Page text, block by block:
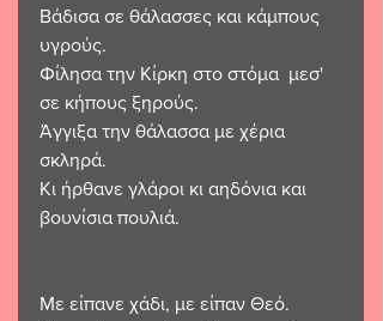
Βάδισα σε θάλασσες και κάμπους
υγρούς.
Φίλησα την Κίρκη στο στόμα  μεσ'
σε κήπους ξηρούς.
Άγγιξα την θάλασσα με χέρια
σκληρά.
Κι ήρθανε γλάροι κι αηδόνια και
βουνίσια πουλιά.
Με είπανε χάδι, με είπαν Θεό.